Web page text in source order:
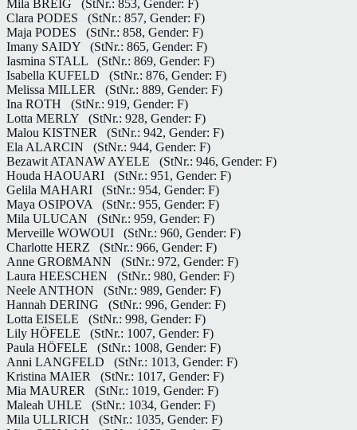
Mila BREIG
(StNr.: 853, Gender: F)
Clara PODES
(StNr.: 857, Gender: F)
Maja PODES
(StNr.: 858, Gender: F)
Imany SAIDY
(StNr.: 865, Gender: F)
Iasmina STALL
(StNr.: 869, Gender: F)
Isabella KUFELD
(StNr.: 876, Gender: F)
Melissa MILLER
(StNr.: 889, Gender: F)
Ina ROTH
(StNr.: 919, Gender: F)
Lotta MERLY
(StNr.: 928, Gender: F)
Malou KISTNER
(StNr.: 942, Gender: F)
Ela ALARCIN
(StNr.: 944, Gender: F)
Bezawit ATANAW AYELE
(StNr.: 946, Gender: F)
Houda HAOUARI
(StNr.: 951, Gender: F)
Gelila MAHARI
(StNr.: 954, Gender: F)
Maya OSIPOVA
(StNr.: 955, Gender: F)
Mila ULUCAN
(StNr.: 959, Gender: F)
Merveille WOWOUI
(StNr.: 960, Gender: F)
Charlotte HERZ
(StNr.: 966, Gender: F)
Anne GROßMANN
(StNr.: 972, Gender: F)
Laura HEESCHEN
(StNr.: 980, Gender: F)
Neele ANTHON
(StNr.: 989, Gender: F)
Hannah DERING
(StNr.: 996, Gender: F)
Lotta EISELE
(StNr.: 998, Gender: F)
Lily HÖFELE
(StNr.: 1007, Gender: F)
Paula HÖFELE
(StNr.: 1008, Gender: F)
Anni LANGFELD
(StNr.: 1013, Gender: F)
Kristina MAIER
(StNr.: 1017, Gender: F)
Mia MAURER
(StNr.: 1019, Gender: F)
Maleah UHLE
(StNr.: 1034, Gender: F)
Mila ULLRICH
(StNr.: 1035, Gender: F)